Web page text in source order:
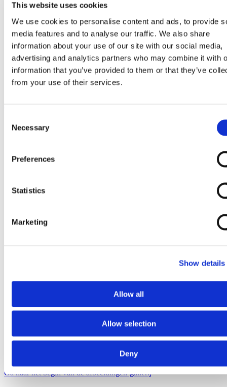
This website uses cookies
We use cookies to personalise content and ads, to provide
media features and to analyse our traffic. We also share
information about your use of our site with our social media,
advertising and analytics partners who may combine it with
information that you’ve provided to them or that they’ve
from your use of their services.
Selection
Necessary
Preferences
Statistics
Marketing
Show details
Allow all
Allow selection
Deny
Go to Stal benodigdheden
Koeborstel
Ambic onderdelen
Minimelkers
stalartikelen
Skelex
Home
Lucht cilinder passend voor balans cluster arm GEA
Ga naar het begin van de afbeeldingen-gallerij